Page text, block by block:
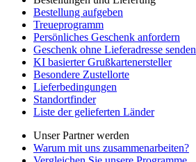
Bestellung aufgeben
Treueprogramm
Persönliches Geschenk anfordern
Geschenk ohne Lieferadresse senden
KI basierter Grußkartenersteller
Besondere Zustellorte
Lieferbedingungen
Standortfinder
Liste der gelieferten Länder
Unser Partner werden
Warum mit uns zusammenarbeiten?